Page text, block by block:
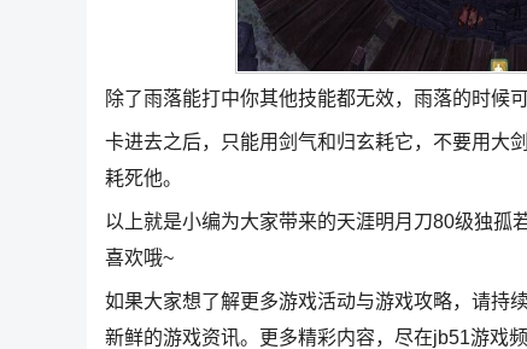
除了雨落能打中你其他技能都无效，雨落的时候
卡进去之后，只能用剑气和归玄耗它，不要用大
耗死他。
以上就是小编为大家带来的天涯明月刀80级独孤
喜欢哦~
如果大家想了解更多游戏活动与游戏攻略，请持
新鲜的游戏资讯。更多精彩内容，尽在jb51游戏频